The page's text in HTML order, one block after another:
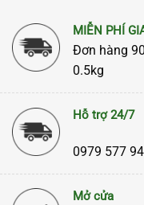
MIỄN PHÍ
Đơn hàng
0.5kg
Hỗ trợ 24/7
0979 577
Mở cửa